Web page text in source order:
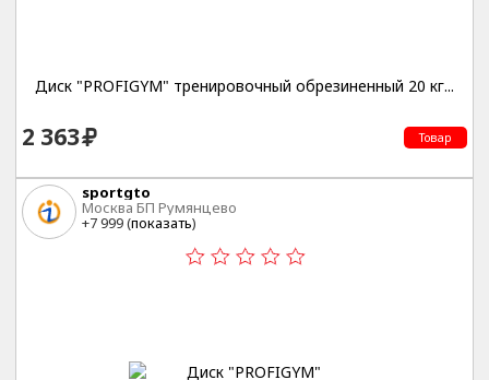
Диск "PROFIGYM" тренировочный обрезиненный 20 кг...
2 363 Товар
sportgto
Москва БП Румянцево
+7 999 (показать)